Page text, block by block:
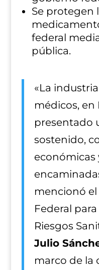
Se protegen
federal
pública.
«La
médicos, en
presentado
sostenido,
económicas
mencionó
Federal
Riesgos
Julio
marco de la